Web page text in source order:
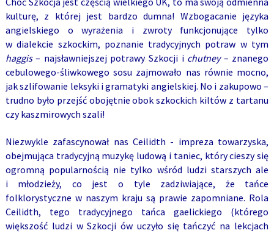
kulturę, z której jest bardzo dumna! Wzbogacanie języka
angielskiego o wyrażenia i zwroty funkcjonujące tylko
w dialekcie szkockim, poznanie tradycyjnych potraw w tym
haggis– najsławniejszej potrawy Szkocji i chutney– znanego
cebulowego-śliwkowego sosu zajmowało nas równie mocno,
jak szlifowanie leksyki i gramatyki angielskiej. No i zakupowo –
trudno było przejść obojętnie obok szkockich kiltów z tartanu
czy kaszmirowych szali!
Niezwykle zafascynował nas Ceilidth - impreza towarzyska,
obejmująca tradycyjną muzykę ludową i taniec, który cieszy się
ogromną popularnością nie tylko wśród ludzi starszych ale
i młodzieży, co jest o tyle zadziwiające, że tańce
folklorystyczne w naszym kraju są prawie zapomniane. Rola
Ceilidth, tego tradycyjnego tańca gaelickiego (którego
większość ludzi w Szkocji ów uczyło się tańczyć na lekcjach